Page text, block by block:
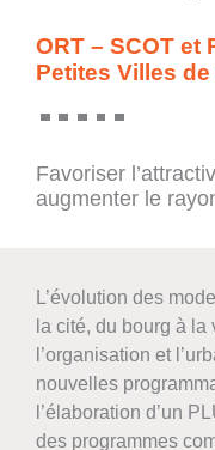
ORT – SCOT et
Petites Villes de
Favoriser
augmenter le
L’évolution des
la cité, du bourg à
l’organisation et
nouvelles
l’élaboration d’un
des programmes